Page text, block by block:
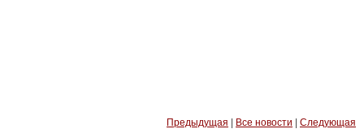
Предыдущая Все новости Следующая